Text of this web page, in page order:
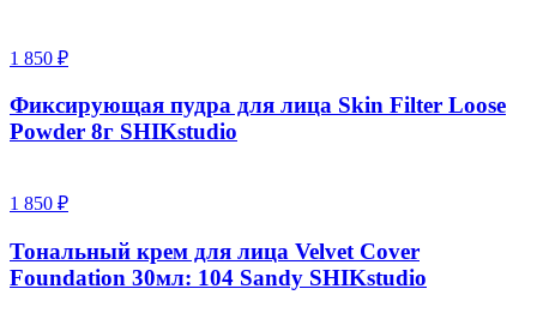
1 850 ₽
Фиксирующая пудра для лица Skin Filter Loose
Powder 8г SHIKstudio
1 850 ₽
Тональный крем для лица Velvet Cover
Foundation 30мл: 104 Sandy SHIKstudio